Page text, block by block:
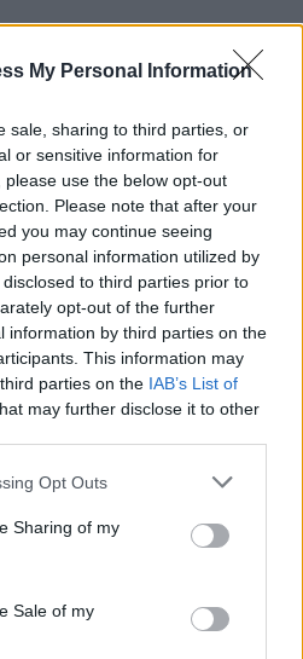
My Personal Information
sale, sharing to third parties, or
or sensitive information for
use the below opt-out
Please note that after your
you may continue seeing
personal information utilized by
to third parties prior to
opt-out of the further
information by third parties on the
This information may
parties on the IAB’s List of
may further disclose it to other
Opt Outs
Sharing of my
Sale of my